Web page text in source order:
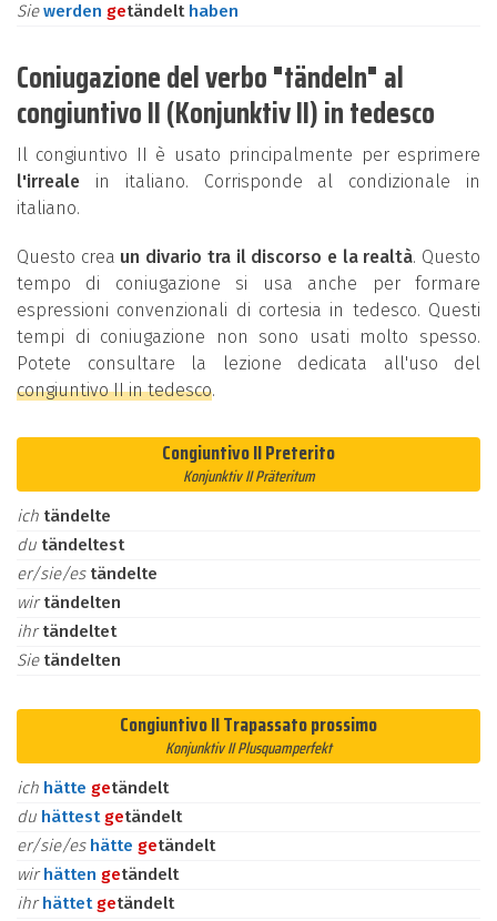
Siewerden getändelt haben
Coniugazione del verbo "tändeln" al
congiuntivo II (Konjunktiv II) in tedesco
Il congiuntivo II è usato principalmente per esprimere
l'irreale in italiano. Corrisponde al condizionale in
italiano.
Questo crea un divario tra il discorso e la realtà. Questo
tempo di coniugazione si usa anche per formare
espressioni convenzionali di cortesia in tedesco. Questi
tempi di coniugazione non sono usati molto spesso.
Potete consultare la lezione dedicata all'uso del
congiuntivo II in tedesco.
Congiuntivo II Preterito
Konjunktiv II Präteritum
ich tändelte
du tändeltest
er/sie/es tändelte
wirtändelten
ihrtändeltet
Sie tändelten
Congiuntivo II Trapassato prossimo
Konjunktiv II Plusquamperfekt
ich hätte getändelt
du hättest getändelt
er/sie/es hätte getändelt
wirhätten getändelt
ihrhättet getändelt